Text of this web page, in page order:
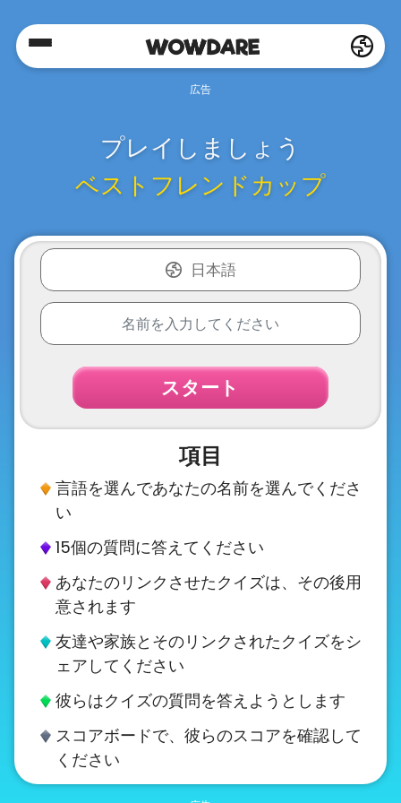
Home
FAQ's
Terms
About
Contact
プレイしましょう
ベストフレンドカップ
日本語
スタート
項目
言語を選んであなたの名前を選んでくださ
い
15個の質問に答えてください
あなたのリンクさせたクイズは、その後用
意されます
友達や家族とそのリンクされたクイズをシ
ェアしてください
彼らはクイズの質問を答えようとします
スコアボードで、彼らのスコアを確認して
ください